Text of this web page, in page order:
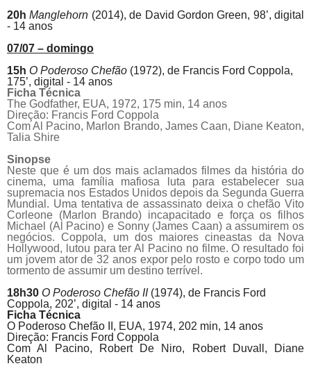
20hManglehorn (2014), de David Gordon Green, 98’, digital
- 14 anos
07/07 – domingo
15h O Poderoso Chefão (1972), de Francis Ford Coppola,
175’, digital - 14 anos
Ficha Técnica
The Godfather, EUA, 1972, 175 min, 14 anos
Direção: Francis Ford Coppola
Com Al
Pacino, Marlon Brando, James Caan, Diane Keaton,
Talia Shire
Sinopse
Neste que é um dos mais aclamados filmes da história do
cinema, uma família mafiosa luta para estabelecer sua
supremacia nos Estados Unidos depois da Segunda Guerra
Mundial. Uma tentativa de assassinato deixa o chefão Vito
Corleone (Marlon Brando) incapacitado e força os filhos
Michael (Al Pacino) e Sonny (James Caan) a assumirem os
negócios. Coppola, um dos maiores cineastas da Nova
Hollywood, lutou para ter Al
Pacino no filme. O resultado foi
um jovem ator de 32 anos expor pelo rosto e corpo todo um
tormento de assumir um destino terrível.
18h30 O Poderoso Chefão II(1974), de Francis Ford
Coppola, 202’, digital - 14 anos
Ficha Técnica
O Poderoso Chefão II, EUA, 1974, 202 min, 14 anos
Direção: Francis Ford Coppola
Com Al
Pacino, Robert De Niro, Robert Duvall, Diane
Keaton